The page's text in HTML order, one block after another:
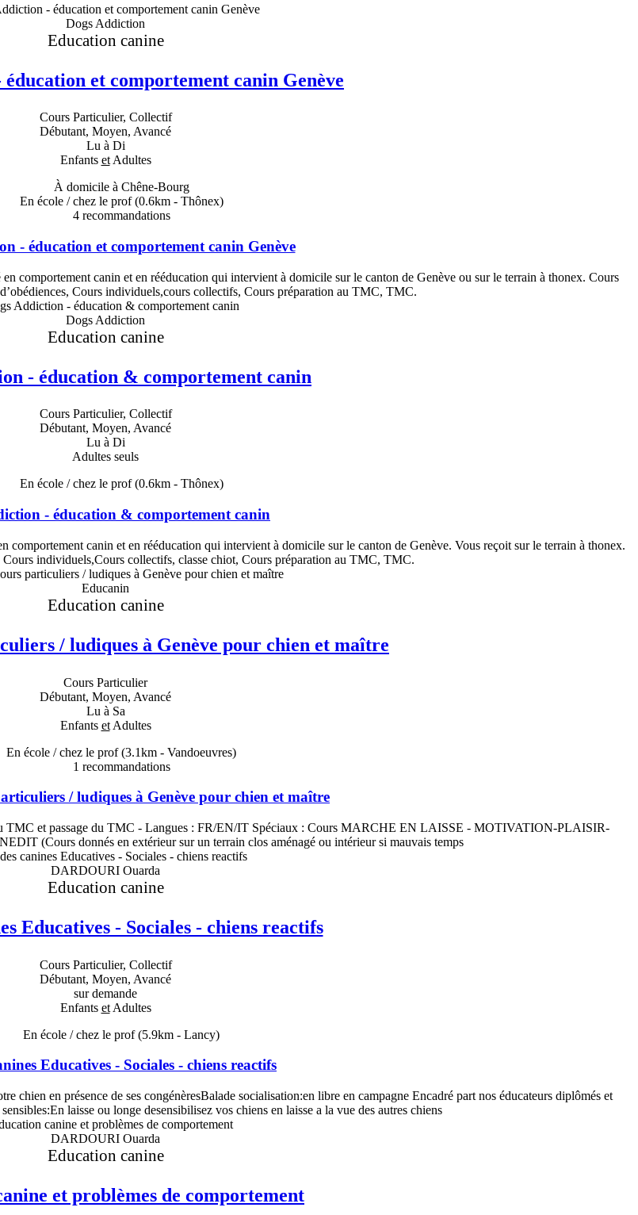
Dogs Addiction
Education canine
et comportement canin Genève
Cours Particulier, Collectif
Débutant, Moyen, Avancé
Lu à Di
Enfants etAdultes
À domicile à Chêne-Bourg
En école / chez le prof(0.6km - Thônex)
4recommandations
- éducation et comportement canin Genève
comportement canin et en rééducation qui intervient à domicile sur le canton de Genève ou sur le terrain à thonex. Cours
Cours individuels,cours collectifs, Cours préparation au TMC, TMC.
Dogs Addiction
Education canine
- éducation & comportement canin
Cours Particulier, Collectif
Débutant, Moyen, Avancé
Lu à Di
Adultes seuls
En école / chez le prof(0.6km - Thônex)
- éducation & comportement canin
comportement canin et en rééducation qui intervient à domicile sur le canton de Genève. Vous reçoit sur le terrain à thonex.
Cours individuels,Cours collectifs, classe chiot, Cours préparation au TMC, TMC.
Educanin
Education canine
/ ludiques à Genève pour chien et maître
Cours Particulier
Débutant, Moyen, Avancé
Lu à Sa
Enfants etAdultes
En école / chez le prof(3.1km - Vandoeuvres)
1 recommandations
/ ludiques à Genève pour chien et maître
TMC et passage du TMC - Langues : FR/EN/IT Spéciaux : Cours MARCHE EN LAISSE - MOTIVATION-PLAISIR-
(Cours donnés en extérieur sur un terrain clos aménagé ou intérieur si mauvais temps
DARDOURI Ouarda
Education canine
Educatives - Sociales - chiens reactifs
Cours Particulier, Collectif
Débutant, Moyen, Avancé
sur demande
Enfants etAdultes
En école / chez le prof(5.9km - Lancy)
Educatives - Sociales - chiens reactifs
chien en présence de ses congénèresBalade socialisation:en libre en campagne Encadré part nos éducateurs diplômés et
laisse ou longe desensibilisez vos chiens en laisse a la vue des autres chiens
DARDOURI Ouarda
Education canine
et problèmes de comportement